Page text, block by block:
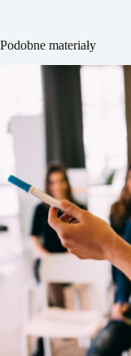
Podobne materiały